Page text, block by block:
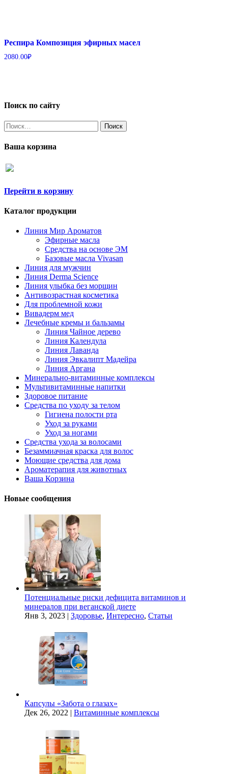
Респира Композиция эфирных масел
2080.00₽
Поиск по сайту
Найти:
Ваша корзина
Перейти в корзину
Каталог продукции
Линия Мир Ароматов
Эфирные масла
Средства на основе ЭМ
Базовые масла Vivasan
Линия для мужчин
Линия Derma Science
Линия улыбка без морщин
Антивозрастная косметика
Для проблемной кожи
Вивадерм мед
Лечебные кремы и бальзамы
Линия Чайное дерево
Линия Календула
Линия Лаванда
Линия Эвкалипт Мадейра
Линия Аргана
Минерально-витаминные комплексы
Мультивитаминные напитки
Здоровое питание
Средства по уходу за телом
Гигиена полости рта
Уход за руками
Уход за ногами
Средства ухода за волосами
Безаммиачная краска для волос
Моющие средства для дома
Ароматерапия для животных
Ваша Корзина
Новые сообщения
Потенциальные риски дефицита витаминов и
минералов при веганской диете
Янв 3, 2023 | Здоровье, Интересно, Статьи
Капсулы «Забота о глазах»
Дек 26, 2022 | Витаминные комплексы